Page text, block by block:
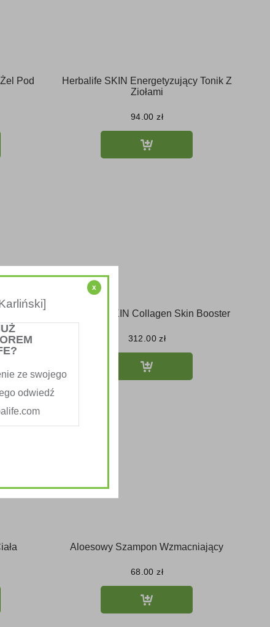
Pod
Herbalife SKIN Energetyzujący Tonik Z
Ziołami
94.00zł
Herbalife SKIN Collagen Skin Booster
312.00zł
Aloesowy Szampon Wzmacniający
68.00zł
x
ze swojego
odwiedź